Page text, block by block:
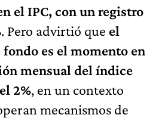
el IPC, con un registro
. Pero advirtió que el
es el momento en
mensual del índice
2%, en un contexto
mecanismos de